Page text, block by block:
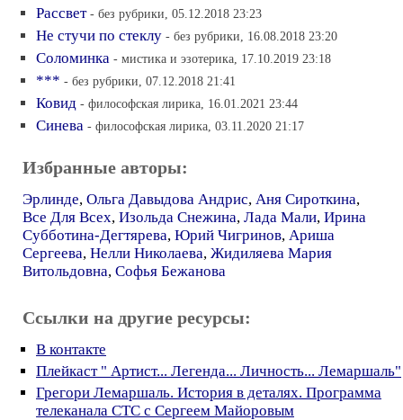
Рассвет - без рубрики, 05.12.2018 23:23
Не стучи по стеклу - без рубрики, 16.08.2018 23:20
Соломинка - мистика и эзотерика, 17.10.2019 23:18
*** - без рубрики, 07.12.2018 21:41
Ковид - философская лирика, 16.01.2021 23:44
Синева - философская лирика, 03.11.2020 21:17
Избранные авторы:
Эрлинде, Ольга Давыдова Андрис, Аня Сироткина,
Все Для Всех, Изольда Снежина, Лада Мали, Ирина
Субботина-Дегтярева, Юрий Чигринов, Ариша
Сергеева, Нелли Николаева, Жидиляева Мария
Витольдовна, Софья Бежанова
Ссылки на другие ресурсы:
В контакте
Плейкаст " Артист... Легенда... Личность... Лемаршаль"
Грегори Лемаршаль. История в деталях. Программа
телеканала СТС с Сергеем Майоровым